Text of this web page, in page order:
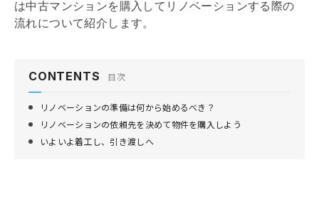
は中古マンションを購入してリノベーションする際の
流れについて紹介します。
CONTENTS 目次
リノベーションの準備は何から始めるべき？
リノベーションの依頼先を決めて物件を購入しよう
いよいよ着工し、引き渡しへ